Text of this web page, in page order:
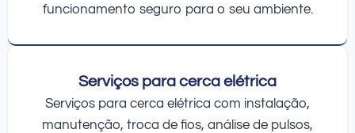
funcionamento seguro para o seu ambiente.
Serviços para cerca elétrica
Serviços para cerca elétrica com instalação,
manutenção, troca de fios, análise de pulsos,